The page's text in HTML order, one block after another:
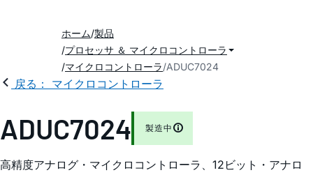
ホーム 製品
プロセッサ ＆ マイクロコントローラ
マイクロコントローラ ADUC7024
戻る： マイクロコントローラ
ADUC7024 製造中
高精度アナログ・マイクロコントローラ、12ビット・アナロ